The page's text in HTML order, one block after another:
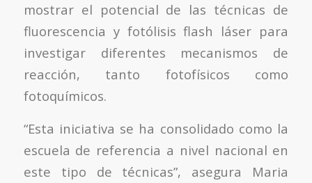
mostrar el potencial de las técnicas de
fluorescencia y fotólisis flash láser para
investigar diferentes mecanismos de
reacción, tanto fotofísicos como
fotoquímicos.
“Esta iniciativa se ha consolidado como la
escuela de referencia a nivel nacional en
este tipo de técnicas”, asegura Maria